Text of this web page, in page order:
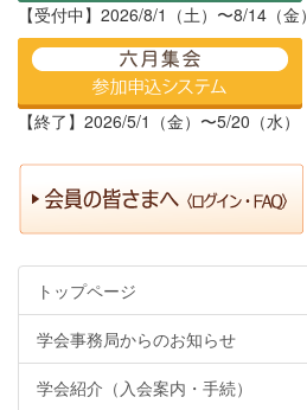
【受付中】2026/8/1（土）〜8/14（金）
【終了】2026/5/1（金）〜5/20（水）
トップページ
学会事務局からのお知らせ
学会紹介（入会案内・手続）